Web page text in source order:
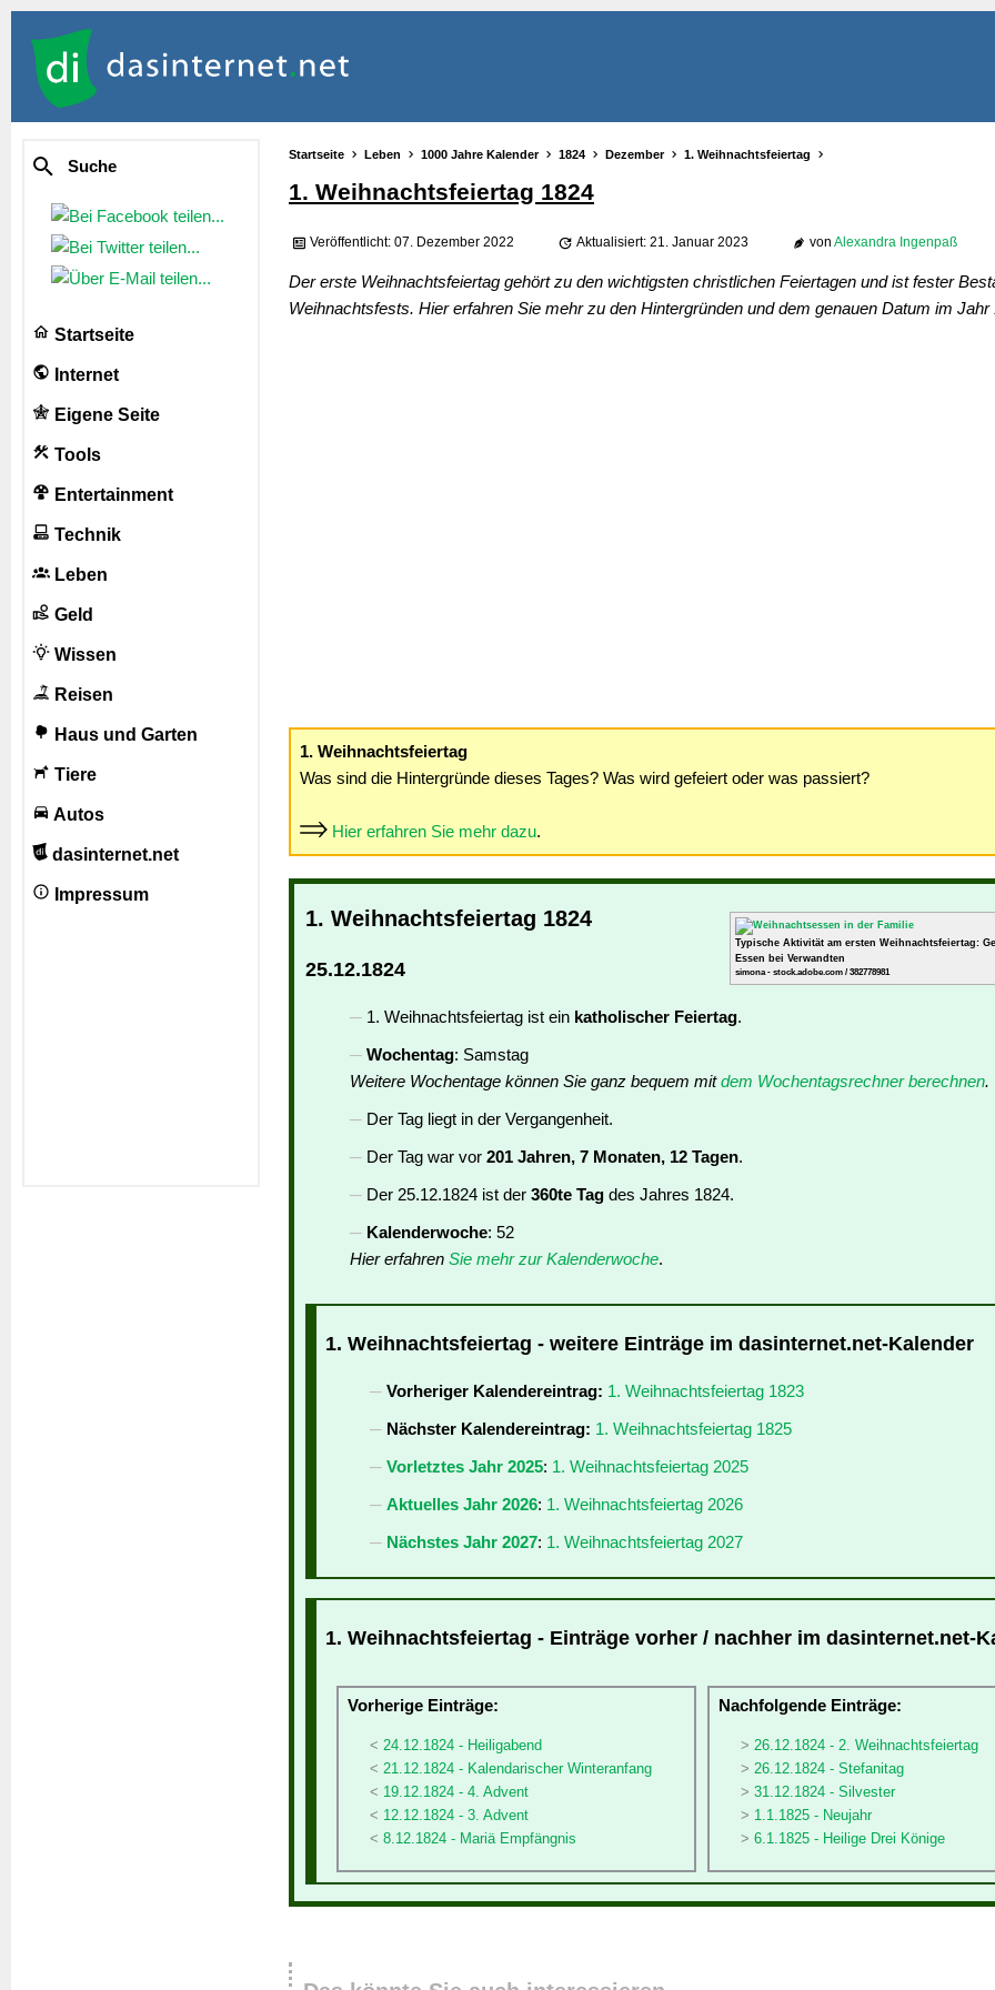
Suche
Startseite
Internet
Eigene Seite
Tools
Entertainment
Technik
Leben
Geld
Wissen
Reisen
Haus und Garten
Tiere
Autos
dasinternet.net
Impressum
Startseite Leben 1000 Jahre Kalender 1824 Dezember 1. Weihnachtsfeiertag
1. Weihnachtsfeiertag 1824
Veröffentlicht: 07. Dezember 2022 Aktualisiert: 21. Januar 2023 von Alexandra Ingenpaß
Der erste Weihnachtsfeiertag gehört zu den wichtigsten christlichen Feiertagen und ist fester
Weihnachtsfests. Hier erfahren Sie mehr zu den Hintergründen und dem genauen Datum im Jahr
1. Weihnachtsfeiertag
Was sind die Hintergründe dieses Tages? Was wird gefeiert oder was passiert?
Hier erfahren Sie mehr dazu.
Typische Aktivität am ersten Weihnachtsfeiertag:
Essen bei Verwandten
simona - stock.adobe.com / 382778981
1. Weihnachtsfeiertag 1824
25.12.1824
1. Weihnachtsfeiertag ist ein katholischer Feiertag.
Wochentag: Samstag
Weitere Wochentage können Sie ganz bequem mitdem Wochentagsrechner berechnen.
Der Tag liegt in der Vergangenheit.
Der Tag war vor 201 Jahren, 7 Monaten, 12 Tagen.
Der 25.12.1824 ist der 360te Tag des Jahres 1824.
Kalenderwoche: 52
Hier erfahren Sie mehr zur Kalenderwoche.
1. Weihnachtsfeiertag - weitere Einträge im dasinternet.net-Kalender
Vorheriger Kalendereintrag: 1. Weihnachtsfeiertag 1823
Nächster Kalendereintrag: 1. Weihnachtsfeiertag 1825
Vorletztes Jahr 2025: 1. Weihnachtsfeiertag 2025
Aktuelles Jahr 2026: 1. Weihnachtsfeiertag 2026
Nächstes Jahr 2027: 1. Weihnachtsfeiertag 2027
1. Weihnachtsfeiertag - Einträge vorher / nachher im dasinternet.net-
Vorherige Einträge:
24.12.1824 - Heiligabend
21.12.1824 - Kalendarischer Winteranfang
19.12.1824 - 4. Advent
12.12.1824 - 3. Advent
8.12.1824 - Mariä Empfängnis
Nachfolgende Einträge:
26.12.1824 - 2. Weihnachtsfeiertag
26.12.1824 - Stefanitag
31.12.1824 - Silvester
1.1.1825 - Neujahr
6.1.1825 - Heilige Drei Könige